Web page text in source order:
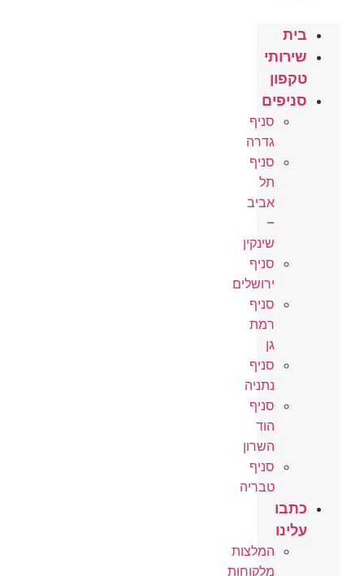
בית
שירותי
טקפון
סניפים
סניף
גדרה
סניף
תל
אביב
–
שינקין
סניף
ירושלים
סניף
רמת
גן
סניף
נתניה
סניף
הוד
השרון
סניף
טבריה
כתבו
עלינו
המלצות
מלקוחות